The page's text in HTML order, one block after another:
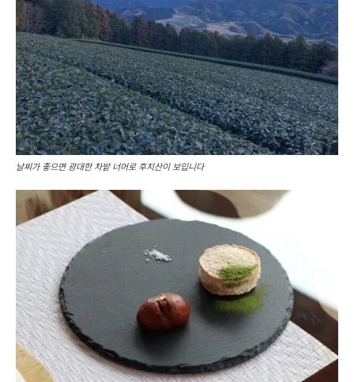
날씨가 좋으면 광대한 차밭 너머로 후지산이 보입니다